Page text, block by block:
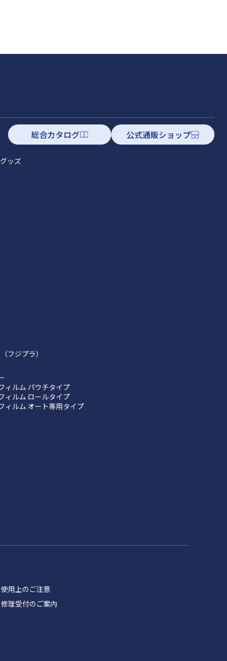
総合カタログ 公式通販ショップ
ッズ
フジプラ）
ィルム パウチタイプ
ィルム ロールタイプ
ィルム オート専用タイプ
用上のご注意
理受付のご案内